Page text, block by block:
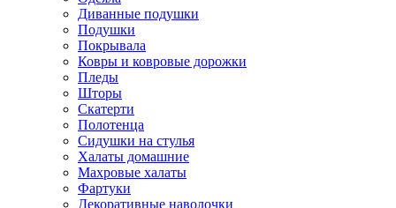
Диванные подушки
Подушки
Покрывала
Ковры и ковровые дорожки
Пледы
Шторы
Скатерти
Полотенца
Сидушки на стулья
Халаты домашние
Махровые халаты
Фартуки
Декоративные наволочки